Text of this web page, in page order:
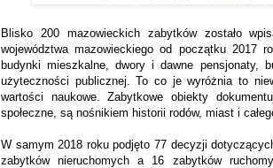
Blisko 200 mazowieckich zabytków zostało
województwa mazowieckiego od początku 2017
budynki mieszkalne, dwory i dawne pensjonaty,
użyteczności publicznej. To co je wyróżnia to
wartości naukowe. Zabytkowe obiekty
społeczne, są nośnikiem historii rodów, miast i
W samym 2018 roku podjęto 77 decyzji
zabytków nieruchomych a 16 zabytków